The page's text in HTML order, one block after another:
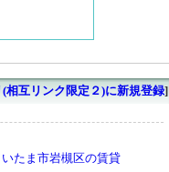
相互リンク限定２)に新規登録]
いたま市岩槻区の賃貸